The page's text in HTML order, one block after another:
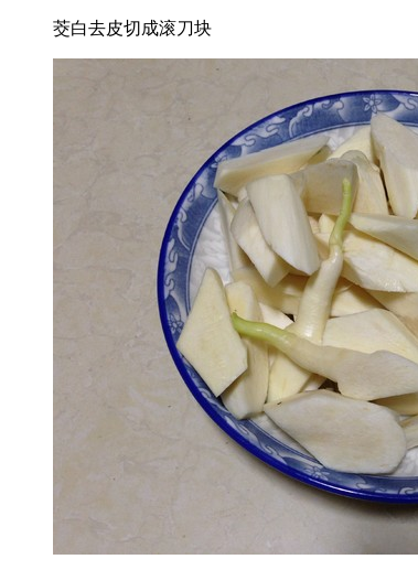
茭白去皮切成滚刀块